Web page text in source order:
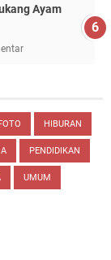
Ayam
HIBURAN
PENDIDIKAN
UMUM